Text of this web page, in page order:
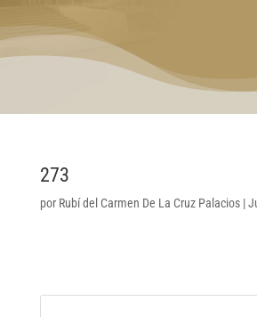
273
por Rubí del Carmen De La Cruz Palacios|